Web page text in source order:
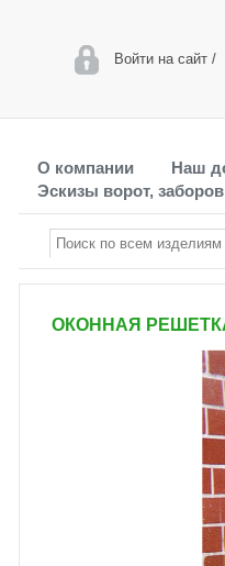
Войти на сайт/
О компании
Наш
Эскизы ворот, заборов
ОКОННАЯ